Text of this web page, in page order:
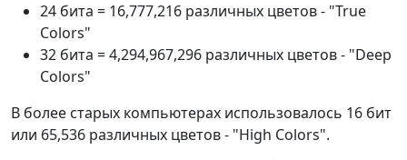
24 бита = 16,777,216 различных цветов - "True
Colors"
32 бита = 4,294,967,296 различных цветов - "Deep
Colors"
В более старых компьютерах использовалось 16 бит
или 65,536 различных цветов - "High Colors".